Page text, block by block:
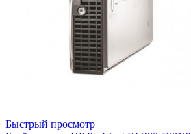
Быстрый просмотр